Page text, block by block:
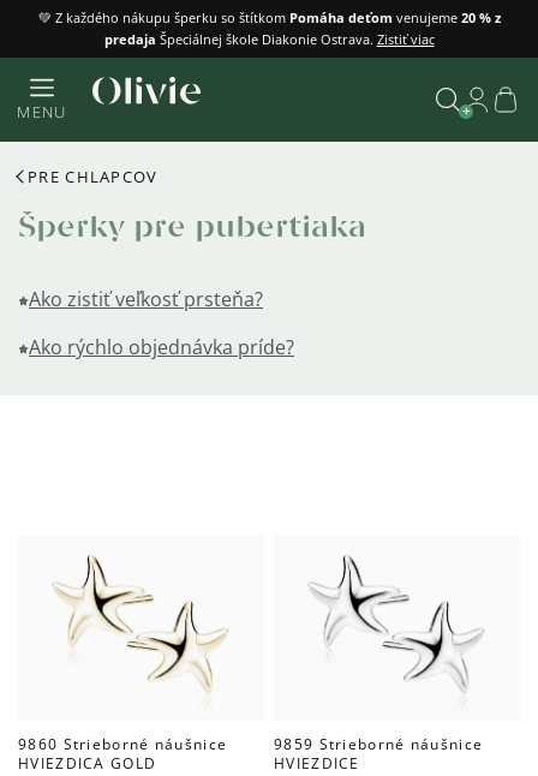
Prejsť
obsah
💚 Z každého nákupu šperku so štítkom Pomáha deťom venujeme 20 % z
predaja Špeciálnej škole Diakonie Ostrava. Zistiť viac
MENU
PRE CHLAPCOV
Šperky pre pubertiaka
Ako zistiť veľkosť prsteňa?
Ako rýchlo objednávka príde?
9860 Strieborné náušnice
HVIEZDICA GOLD
9859 Strieborné náušnice
HVIEZDICE